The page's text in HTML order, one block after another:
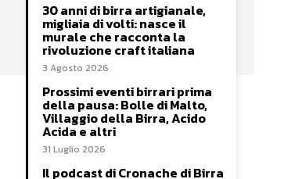
30 anni di birra artigianale,
migliaia di volti: nasce il
murale che racconta la
rivoluzione craft italiana
3 Agosto 2026
Prossimi eventi birrari prima
della pausa: Bolle di Malto,
Villaggio della Birra, Acido
Acida e altri
31 Luglio 2026
Il podcast di Cronache di Birra